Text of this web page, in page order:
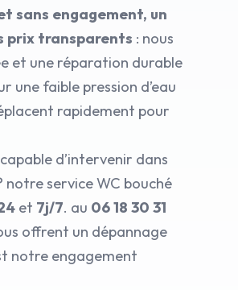
sans engagement, un
prix transparents : nous
et une réparation durable
une faible pression d’eau
rapidement pour
d’intervenir dans
notre service WC bouché
et 7j/7. au 06 18 30 31
offrent un dépannage
notre engagement